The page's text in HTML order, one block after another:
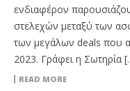
ενδιαφέρον
στελεχών μεταξύ των
των μεγάλων deals που
2023. Γράφει η Σωτηρία
READ MORE